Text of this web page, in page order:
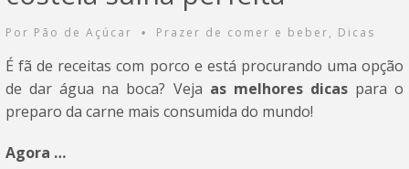
Por Pão de Açúcar • Prazer de comer e beber, Dicas
É fã de receitas com porco e está procurando uma opção
de dar água na boca? Veja as melhores dicaspara o
preparo da carne mais consumida do mundo!
Agora …